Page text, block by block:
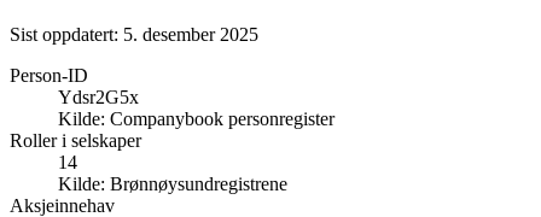
Sist oppdatert: 5. desember 2025
Person-ID
Ydsr2G5x
Kilde: Companybook personregister
Roller i selskaper
14
Kilde: Brønnøysundregistrene
Aksjeinnehav